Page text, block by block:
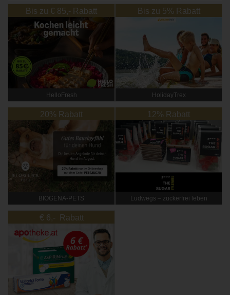
Bis zu € 85,- Rabatt
HelloFresh
Bis zu 5% Rabatt
HolidayTrex
20% Rabatt
BIOGENA-PETS
12% Rabatt
Ludwegs – zuckerfrei leben
€ 6,- Rabatt